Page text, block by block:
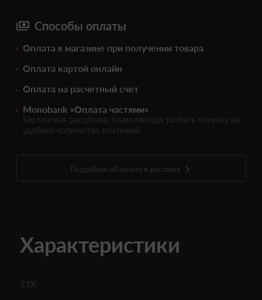
Способы оплаты
Оплата в магазине при получении товара
Оплата картой онлайн
Оплата на расчетный счет
Monobank «Оплата частями»
Бесплатная рассрочка, позволяющая разбить покупку на
удобное количество платежей.
Подробнее об оплате и доставке
Характеристики
ТТХ